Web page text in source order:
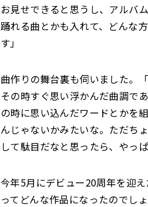
お見せできると思うし、アルバ
踊れる曲とかも入れて、どんな
す」
曲作りの舞台裏も伺いました。
その時すぐ思い浮かんだ曲調で
の時に思い込んだワードとかを
んじゃないかみたいな。ただち
して駄目だなと思ったら、やっ
今年5月にデビュー20周年を迎
ってどんな作品になったのでし